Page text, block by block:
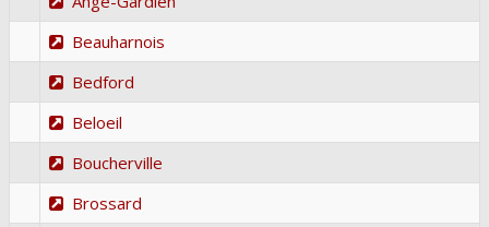
Beauharnois
Bedford
Beloeil
Boucherville
Brossard